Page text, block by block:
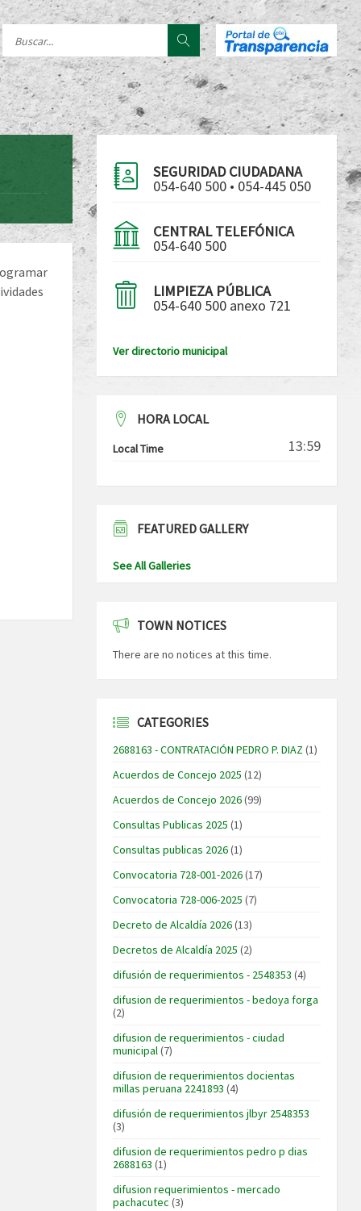
SEGURIDAD CIUDADANA
054-640 500 • 054-445 050
CENTRAL TELEFÓNICA
054-640 500
LIMPIEZA PÚBLICA
054-640 500 anexo 721
Ver directorio municipal
HORA LOCAL
Local Time 13:59
FEATURED GALLERY
See All Galleries
TOWN NOTICES
There are no notices at this time.
CATEGORIES
2688163 - CONTRATACIÓN PEDRO P. DIAZ (1)
Acuerdos de Concejo 2025 (12)
Acuerdos de Concejo 2026(99)
Consultas Publicas 2025 (1)
Consultas publicas 2026(1)
Convocatoria 728-001-2026(17)
Convocatoria 728-006-2025 (7)
Decreto de Alcaldía 2026(13)
Decretos de Alcaldía 2025 (2)
difusión de requerimientos - 2548353 (4)
difusion de requerimientos - bedoya forga
(2)
difusion de requerimientos - ciudad
municipal(7)
difusion de requerimientos docientas
millas peruana 2241893 (4)
difusión de requerimientos jlbyr 2548353
(3)
difusion de requerimientos pedro p dias
2688163 (1)
difusion requerimientos - mercado
pachacutec (3)